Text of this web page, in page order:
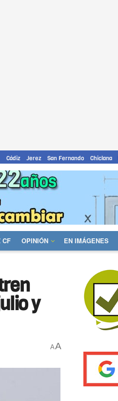
Cádiz Jerez San Fernando Chiclana
CF OPINIÓN EN IMÁGENES
y
AA